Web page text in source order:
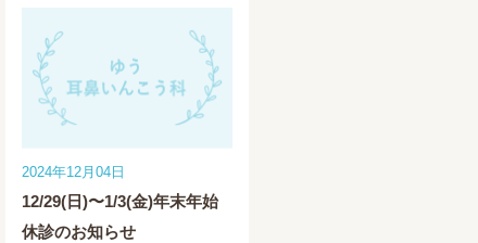
2024年12月04日
12/29(日)〜1/3(金)年末年始
休診のお知らせ